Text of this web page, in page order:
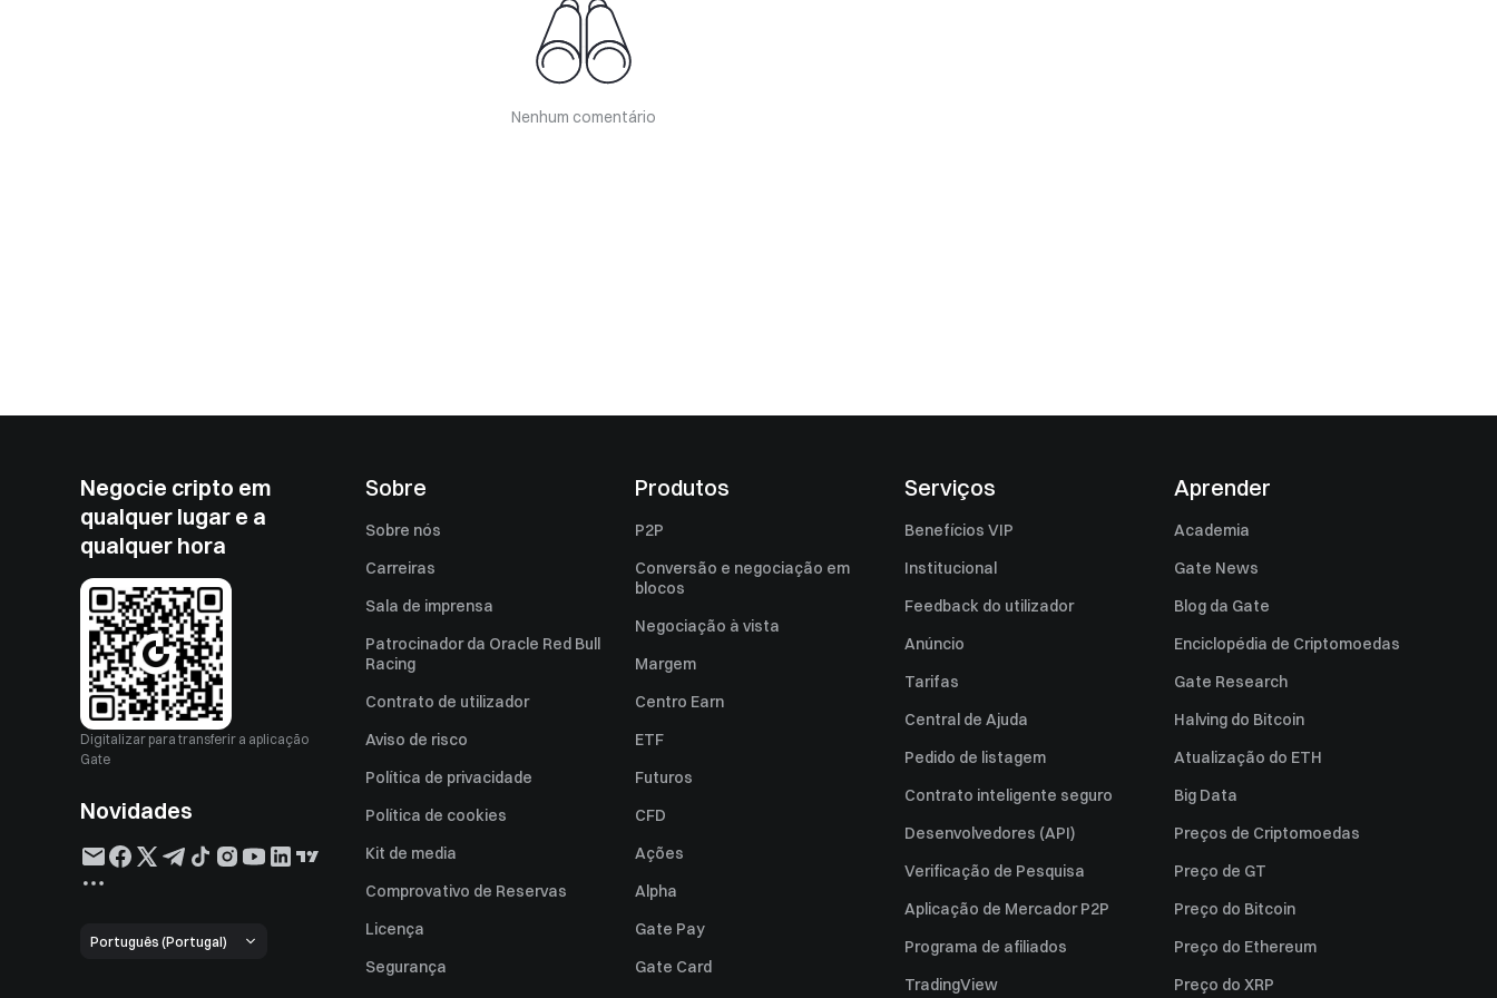
Nenhum comentário
Negocie cripto em
qualquer lugar e a
qualquer hora
Digitalizar para transferir a aplicação
Gate
Novidades
Português (Portugal)
Sobre
Sobre nós
Carreiras
Sala de imprensa
Patrocinador da Oracle Red Bull
Racing
Contrato de utilizador
Aviso de risco
Política de privacidade
Política de cookies
Kit de media
Comprovativo de Reservas
Licença
Segurança
Produtos
P2P
Conversão e negociação em
blocos
Negociação à vista
Margem
Centro Earn
ETF
Futuros
CFD
Ações
Alpha
Gate Pay
Gate Card
Serviços
Benefícios VIP
Institucional
Feedback do utilizador
Anúncio
Tarifas
Central de Ajuda
Pedido de listagem
Contrato inteligente seguro
Desenvolvedores (API)
Verificação de Pesquisa
Aplicação de Mercador P2P
Programa de afiliados
TradingView
Aprender
Academia
Gate News
Blog da Gate
Enciclopédia de Criptomoedas
Gate Research
Halving do Bitcoin
Atualização do ETH
Big Data
Preços de Criptomoedas
Preço de GT
Preço do Bitcoin
Preço do Ethereum
Preço do XRP